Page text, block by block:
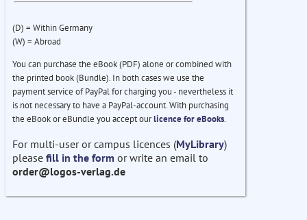
(D) = Within Germany
(W) = Abroad
You can purchase the eBook (PDF) alone or combined with
the printed book (Bundle). In both cases we use the
payment service of PayPal for charging you - nevertheless it
is not necessary to have a PayPal-account. With purchasing
the eBook or eBundle you accept ourlicence for eBooks.
For multi-user or campus licences (MyLibrary)
please fill in the form or write an email to
order@logos-verlag.de